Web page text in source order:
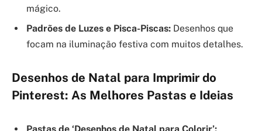
mágico.
Padrões de Luzes e Pisca-Piscas: Desenhos que
focam na iluminação festiva com muitos detalhes.
Desenhos de Natal para Imprimir do
Pinterest: As Melhores Pastas e Ideias